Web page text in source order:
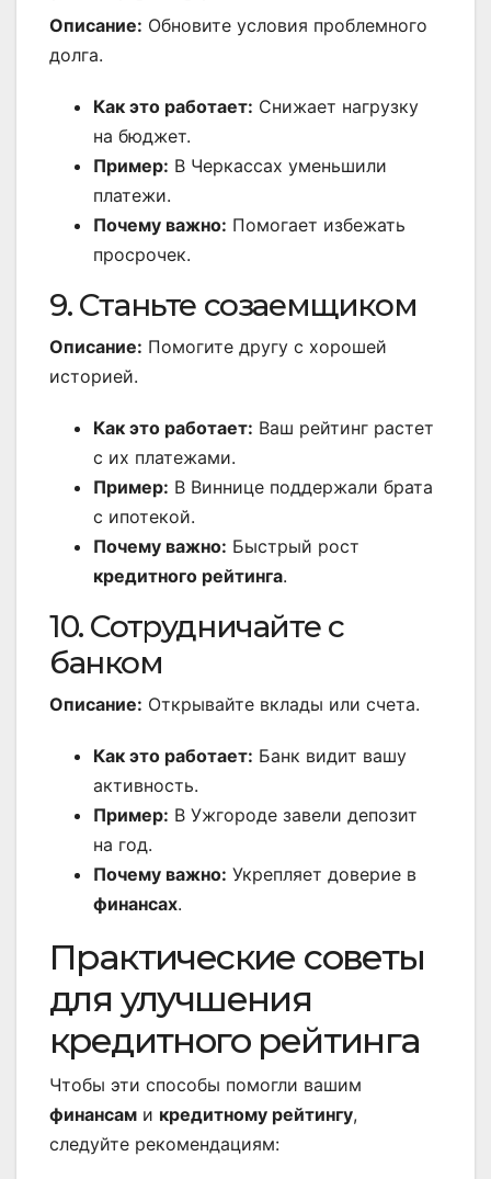
Описание: Обновите условия проблемного
долга.
Как это работает: Снижает нагрузку
на бюджет.
Пример: В Черкассах уменьшили
платежи.
Почему важно: Помогает избежать
просрочек.
9. Станьте созаемщиком
Описание: Помогите другу с хорошей
историей.
Как это работает: Ваш рейтинг растет
с их платежами.
Пример: В Виннице поддержали брата
с ипотекой.
Почему важно: Быстрый рост
кредитного рейтинга.
10. Сотрудничайте с
банком
Описание: Открывайте вклады или счета.
Как это работает: Банк видит вашу
активность.
Пример: В Ужгороде завели депозит
на год.
Почему важно: Укрепляет доверие в
финансах.
Практические советы
для улучшения
кредитного рейтинга
Чтобы эти способы помогли вашим
финансам и кредитному рейтингу,
следуйте рекомендациям: